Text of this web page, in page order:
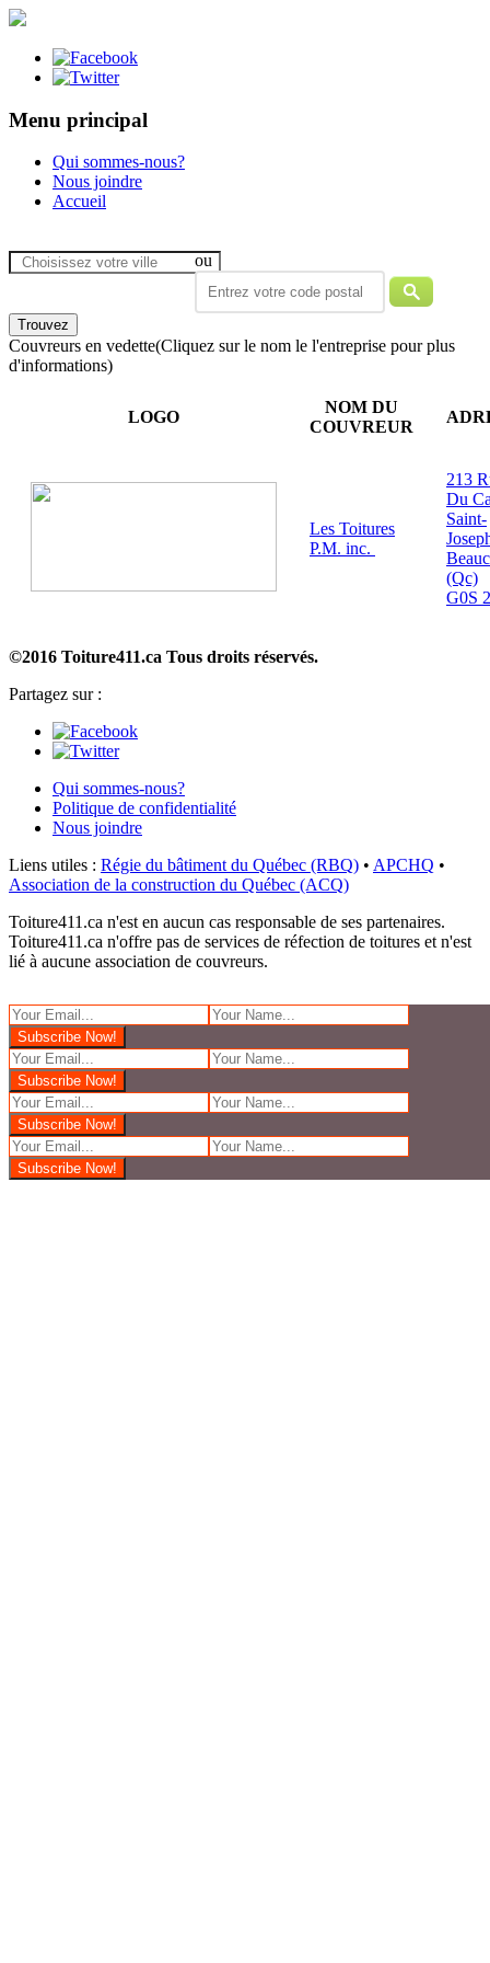
Menu principal
Qui sommes-nous?
Nous joindre
Accueil
ou
Couvreurs en vedette(Cliquez sur le nom le l'entreprise pour plus
d'informations)
LOGO
NOM DU
COUVREUR
Les Toitures
P.M. inc.
213
Du
Saint-
(Qc)
G0S
©2016 Toiture411.ca Tous droits réservés.
Partagez sur :
Qui sommes-nous?
Politique de confidentialité
Nous joindre
Liens utiles : Régie du bâtiment du Québec (RBQ) • APCHQ •
Association de la construction du Québec (ACQ)
Toiture411.ca n'est en aucun cas responsable de ses partenaires.
Toiture411.ca n'offre pas de services de réfection de toitures et n'est
lié à aucune association de couvreurs.